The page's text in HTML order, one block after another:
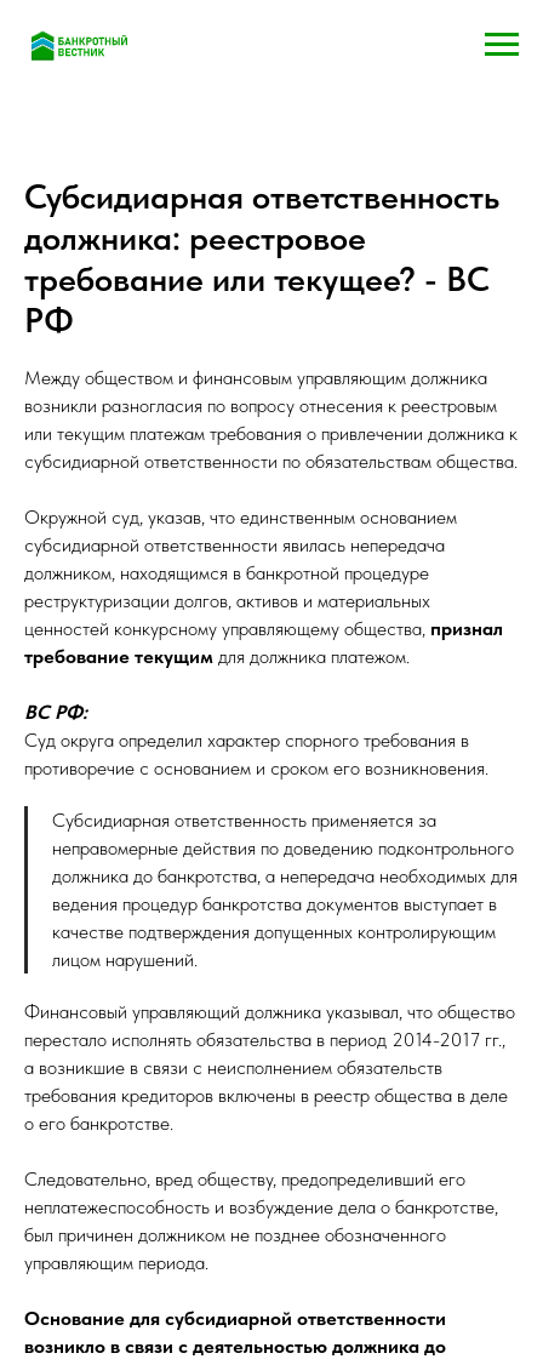
Субсидиарная ответственность
должника: реестровое
требование или текущее? - ВС
РФ
Между обществом и финансовым управляющим должника
возникли разногласия по вопросу отнесения к реестровым
или текущим платежам требования о привлечении должника к
субсидиарной ответственности по обязательствам общества.
Окружной суд, указав, что единственным основанием
субсидиарной ответственности явилась непередача
должником, находящимся в банкротной процедуре
реструктуризации долгов, активов и материальных
ценностей конкурсному управляющему общества, признал
требование текущим для должника платежом.
ВС РФ:
Суд округа определил характер спорного требования в
противоречие с основанием и сроком его возникновения.
Субсидиарная ответственность применяется за
неправомерные действия по доведению подконтрольного
должника до банкротства, а непередача необходимых для
ведения процедур банкротства документов выступает в
качестве подтверждения допущенных контролирующим
лицом нарушений.
Финансовый управляющий должника указывал, что общество
перестало исполнять обязательства в период 2014-2017 гг.,
а возникшие в связи с неисполнением обязательств
требования кредиторов включены в реестр общества в деле
о его банкротстве.
Следовательно, вред обществу, предопределивший его
неплатежеспособность и возбуждение дела о банкротстве,
был причинен должником не позднее обозначенного
управляющим периода.
Основание для субсидиарной ответственности
возникло в связи с деятельностью должника до